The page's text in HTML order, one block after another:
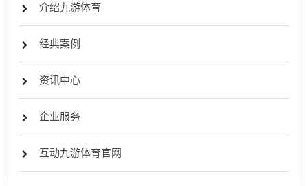
介绍九游体育
经典案例
资讯中心
企业服务
互动九游体育官网